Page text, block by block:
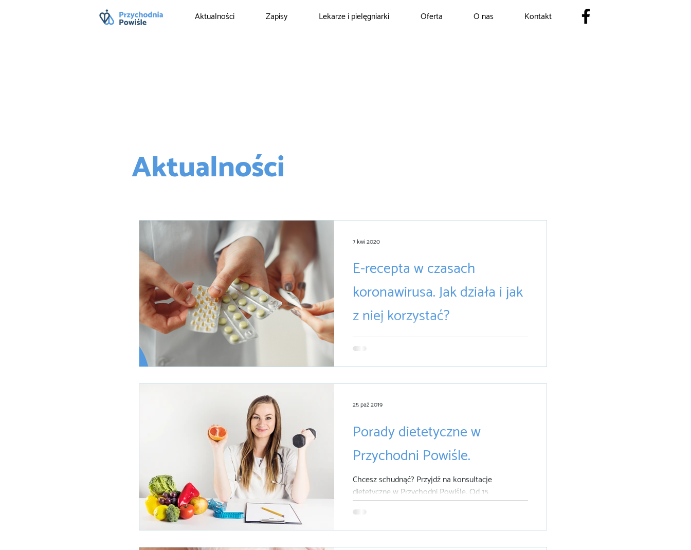
Aktualności Zapisy Lekarze i pielęgniarki Oferta O nas Kontakt
E-recepta w czasach
koronawirusa. Jak działa i jak
z niej korzystać?
Pandemia i ogólne zasady ostrożności z nią
związane, wymuszają zarówno na pacjentach, jak i
na placówkach medycznych nowy sposób...
7 kwi 2020
Porady dietetyczne w
Przychodni Powiśle.
Chcesz schudnąć? Przyjdź na konsultacje
dietetyczne w Przychodni Powiśle. Od 15
października w Przychodni Powiśle możesz
skorzystać z...
25 paź 2019
Aktualności